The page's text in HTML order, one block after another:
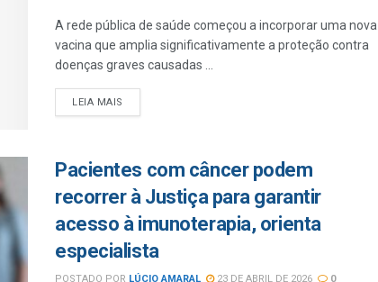
A rede pública de saúde começou a incorporar uma nova
vacina que amplia significativamente a proteção contra
doenças graves causadas ...
LEIA MAIS
Pacientes com câncer podem
recorrer à Justiça para garantir
acesso à imunoterapia, orienta
especialista
POSTADO POR LÚCIO AMARAL 23 DE ABRIL DE 2026 0